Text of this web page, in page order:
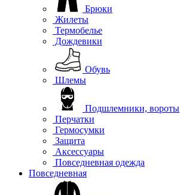
Брюки
Жилеты
Термобелье
Дождевики
Обувь
Шлемы
Подшлемники, вороты
Перчатки
Гермосумки
Защита
Аксессуары
Повседневная одежда
Повседневная